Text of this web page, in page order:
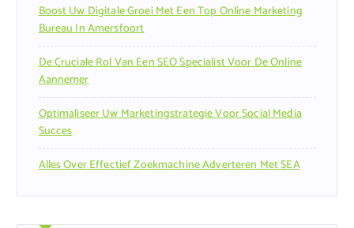
Boost Uw Digitale Groei Met Een Top Online Marketing
Bureau In Amersfoort
De Cruciale Rol Van Een SEO Specialist Voor De Online
Aannemer
Optimaliseer Uw Marketingstrategie Voor Social Media
Succes
Alles Over Effectief Zoekmachine Adverteren Met SEA